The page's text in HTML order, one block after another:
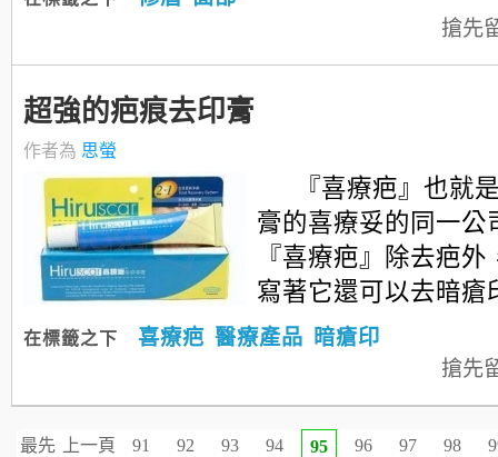
搶先
超強的疤痕去印膏
作者為 思螢
『喜療疤』也就
膏的喜療妥的同一公
『喜療疤』除去疤
寫著它還可以去暗瘡
在標籤之下 喜療疤 醫療產品
暗瘡印
搶先
最先 上一頁 91 92 93 94 95 96 97 98